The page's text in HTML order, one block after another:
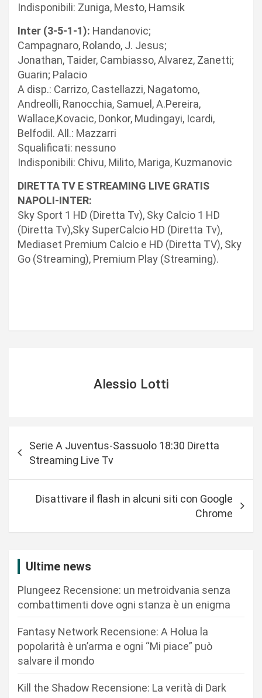
Indisponibili: Zuniga, Mesto, Hamsik
Inter (3-5-1-1): Handanovic;
Campagnaro, Rolando, J. Jesus;
Jonathan, Taider, Cambiasso, Alvarez, Zanetti;
Guarin; Palacio
A disp.: Carrizo, Castellazzi, Nagatomo,
Andreolli, Ranocchia, Samuel, A.Pereira,
Wallace,Kovacic, Donkor, Mudingayi, Icardi,
Belfodil. All.: Mazzarri
Squalificati: nessuno
Indisponibili: Chivu, Milito, Mariga, Kuzmanovic
DIRETTA TV E STREAMING LIVE GRATIS
NAPOLI-INTER:
Sky Sport 1 HD (Diretta Tv), Sky Calcio 1 HD
(Diretta Tv),Sky SuperCalcio HD (Diretta Tv),
Mediaset Premium Calcio e HD (Diretta TV), Sky
Go (Streaming), Premium Play (Streaming).
Alessio Lotti
a
Serie A Juventus-Sassuolo 18:30 Diretta
Streaming Live Tv
Disattivare il flash in alcuni siti con Google
Chrome
Ultime news
Plungeez Recensione: un metroidvania senza
combattimenti dove ogni stanza è un enigma
Fantasy Network Recensione: A Holua la
popolarità è un’arma e ogni “Mi piace” può
salvare il mondo
Kill the Shadow Recensione: La verità di Dark